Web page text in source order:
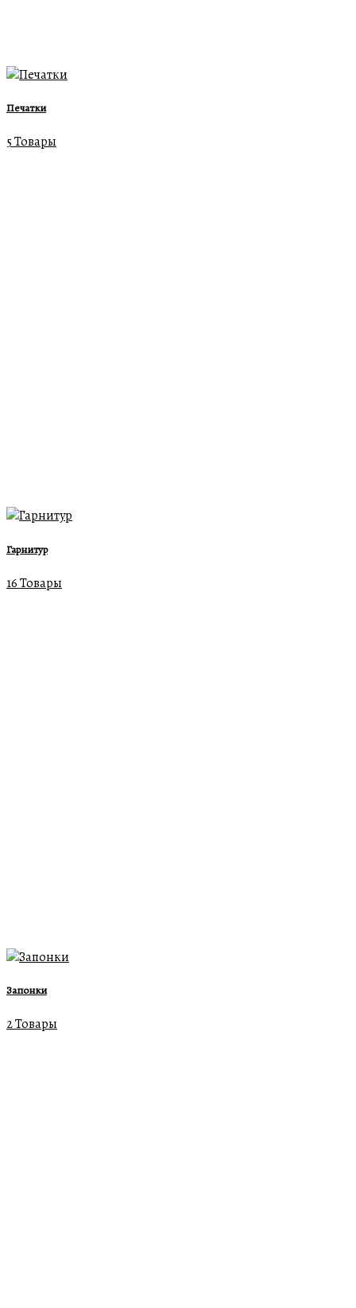
Печатки
5 Товары
Гарнитур
16 Товары
Запонки
2 Товары